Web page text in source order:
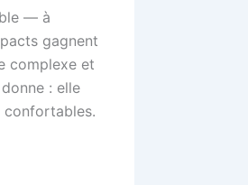
— à
gagnent
complexe et
: elle
confortables.